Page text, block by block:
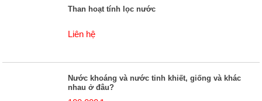
Than hoạt tính lọc nước
Liên hệ
Nước khoáng và nước tinh khiết, giống và khác
nhau ở đâu?